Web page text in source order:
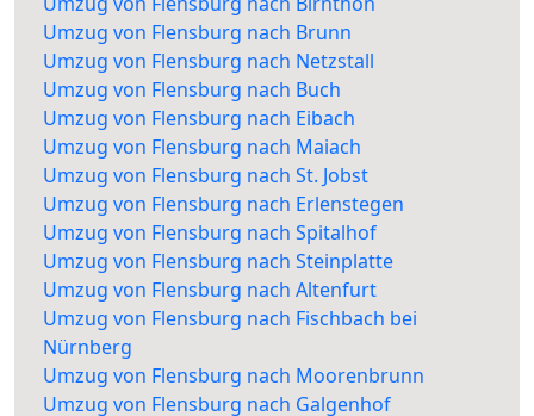
Umzug von Flensburg nach Brunn
Umzug von Flensburg nach Netzstall
Umzug von Flensburg nach Buch
Umzug von Flensburg nach Eibach
Umzug von Flensburg nach Maiach
Umzug von Flensburg nach St. Jobst
Umzug von Flensburg nach Erlenstegen
Umzug von Flensburg nach Spitalhof
Umzug von Flensburg nach Steinplatte
Umzug von Flensburg nach Altenfurt
Umzug von Flensburg nach Fischbach bei
Nürnberg
Umzug von Flensburg nach Moorenbrunn
Umzug von Flensburg nach Galgenhof